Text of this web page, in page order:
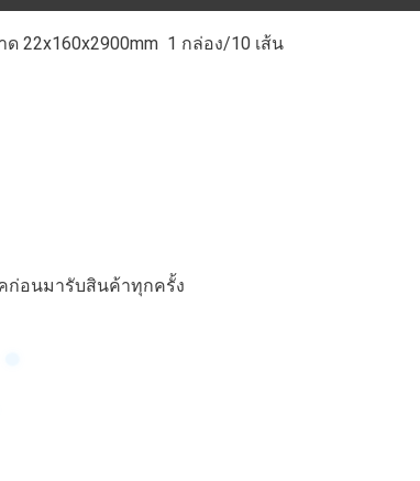
22x160x2900mm 1 กล่อง/10 เส้น
ก่อนมารับสินค้าทุกครั้ง